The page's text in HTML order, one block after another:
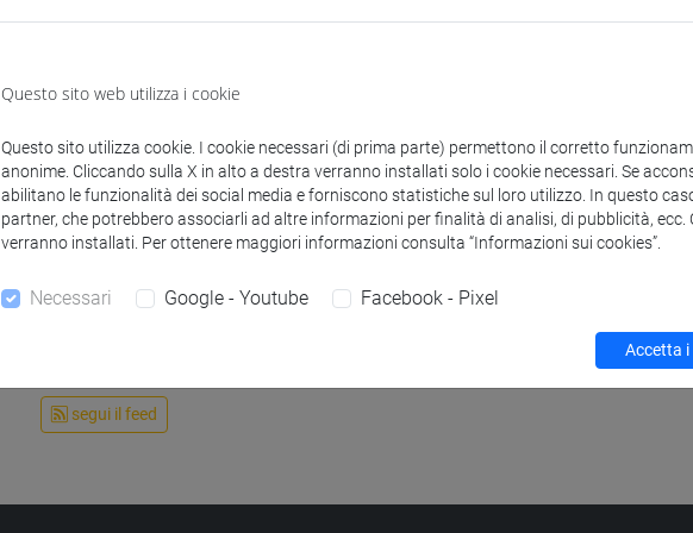
Supervisore
Struttura
Dipartimento
Sito web
segui il feed
Questo sito web utilizza i cookie
Questo sito utilizza cookie. I cookie necessari (di prima parte) permettono il corretto
anonime. Cliccando sulla X in alto a destra verranno installati solo i cookie necessari. Se
abilitano le funzionalità dei social media e forniscono statistiche sul loro utilizzo. In questo
partner, che potrebbero associarli ad altre informazioni per finalità di analisi, di pubblicità, ecc.
verranno installati. Per ottenere maggiori informazioni consulta “Informazioni sui cookies”.
Necessari Google - Youtube Facebook - Pixel
Accetta i